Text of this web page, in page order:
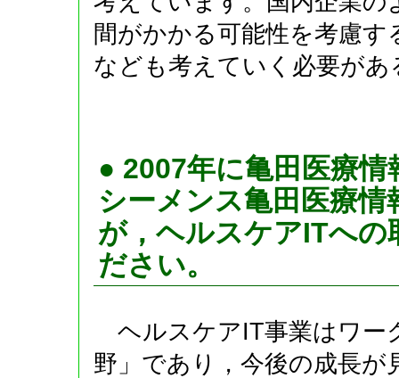
間がかかる可能性を考慮
なども考えていく必要が
● 2007年に亀田医療
シーメンス亀田医療
が，ヘルスケアITへ
ださい。
ヘルスケアIT事業はワー
野」であり，今後の成長